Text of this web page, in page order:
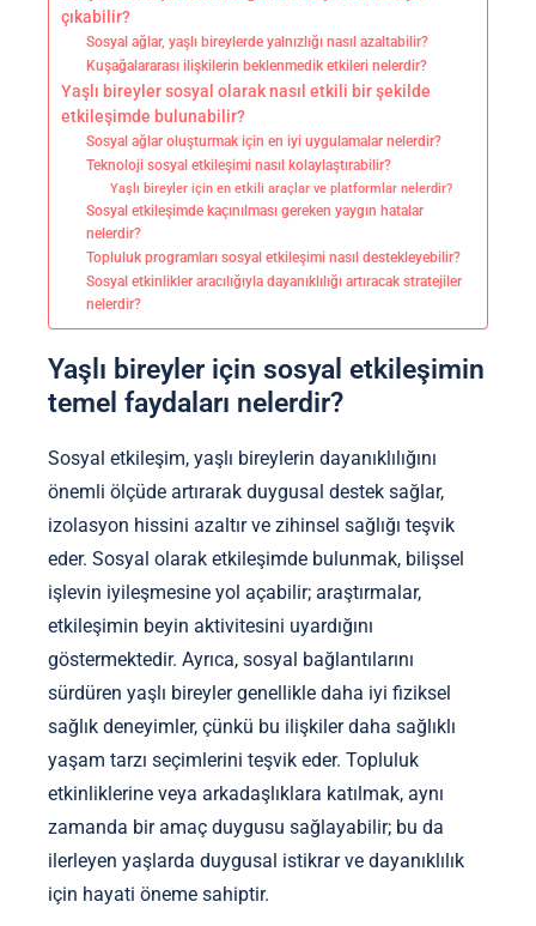
çıkabilir?
Sosyal ağlar, yaşlı bireylerde yalnızlığı nasıl azaltabilir?
Kuşağalararası ilişkilerin beklenmedik etkileri nelerdir?
Yaşlı bireyler sosyal olarak nasıl etkili bir şekilde
etkileşimde bulunabilir?
Sosyal ağlar oluşturmak için en iyi uygulamalar nelerdir?
Teknoloji sosyal etkileşimi nasıl kolaylaştırabilir?
Yaşlı bireyler için en etkili araçlar ve platformlar nelerdir?
Sosyal etkileşimde kaçınılması gereken yaygın hatalar
nelerdir?
Topluluk programları sosyal etkileşimi nasıl destekleyebilir?
Sosyal etkinlikler aracılığıyla dayanıklılığı artıracak stratejiler
nelerdir?
Yaşlı bireyler için sosyal etkileşimin
temel faydaları nelerdir?
Sosyal etkileşim, yaşlı bireylerin dayanıklılığını
önemli ölçüde artırarak duygusal destek sağlar,
izolasyon hissini azaltır ve zihinsel sağlığı teşvik
eder. Sosyal olarak etkileşimde bulunmak, bilişsel
işlevin iyileşmesine yol açabilir; araştırmalar,
etkileşimin beyin aktivitesini uyardığını
göstermektedir. Ayrıca, sosyal bağlantılarını
sürdüren yaşlı bireyler genellikle daha iyi fiziksel
sağlık deneyimler, çünkü bu ilişkiler daha sağlıklı
yaşam tarzı seçimlerini teşvik eder. Topluluk
etkinliklerine veya arkadaşlıklara katılmak, aynı
zamanda bir amaç duygusu sağlayabilir; bu da
ilerleyen yaşlarda duygusal istikrar ve dayanıklılık
için hayati öneme sahiptir.